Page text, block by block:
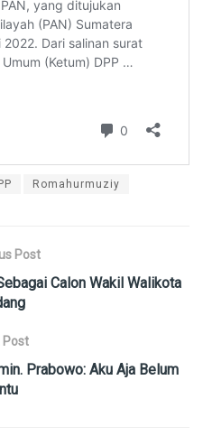
Romahurmuziy
Post
Calon Wakil Walikota
Post
Prabowo: Aku Aja Belum